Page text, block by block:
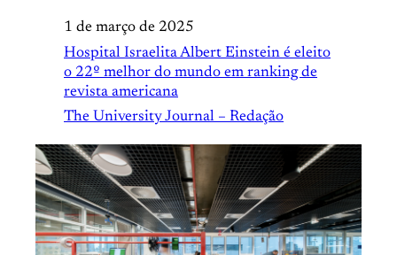
1 de março de 2025
Hospital Israelita Albert Einstein é eleito
o 22º melhor do mundo em ranking de
revista americana
The University Journal – Redação